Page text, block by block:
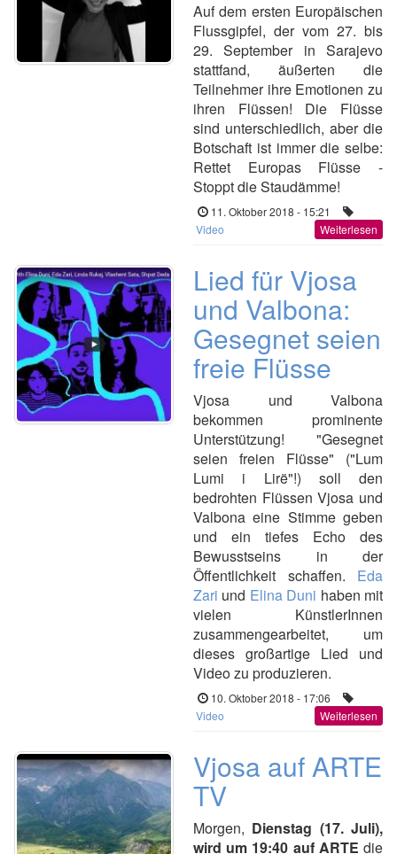
Auf dem ersten Europäischen
Flussgipfel, der vom 27. bis
29. September in Sarajevo
stattfand, äußerten die
Teilnehmer ihre Emotionen zu
ihren Flüssen! Die Flüsse
sind unterschiedlich, aber die
Botschaft ist immer die selbe:
Rettet Europas Flüsse -
Stoppt die Staudämme!
11. Oktober 2018 - 15:21
Video
Weiterlesen
Lied für Vjosa
und Valbona:
Gesegnet seien
freie Flüsse
Vjosa und Valbona
bekommen prominente
Unterstützung! "Gesegnet
seien freien Flüsse" ("Lum
Lumi i Lirë"!) soll den
bedrohten Flüssen Vjosa und
Valbona eine Stimme geben
und ein tiefes Echo des
Bewusstseins in der
Öffentlichkeit schaffen. Eda
Zari und Elina Duni haben mit
vielen KünstlerInnen
zusammengearbeitet, um
dieses großartige Lied und
Video zu produzieren.
10. Oktober 2018 - 17:06
Video
Weiterlesen
Vjosa auf ARTE
TV
Morgen, Dienstag (17. Juli),
wird um 19:40 auf ARTE die